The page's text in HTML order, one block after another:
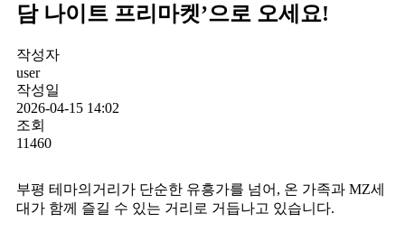
담 나이트 프리마켓’으로 오세요!
작성자
user
작성일
2026-04-15 14:02
조회
11460
부평 테마의거리가 단순한 유흥가를 넘어, 온 가족과 MZ세
대가 함께 즐길 수 있는 거리로 거듭나고 있습니다.